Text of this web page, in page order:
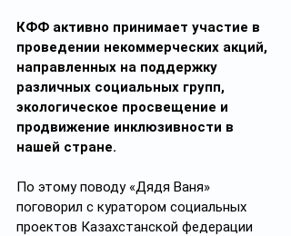
КФФ активно принимает участие в
проведении некоммерческих акций,
направленных на поддержку
различных социальных групп,
экологическое просвещение и
продвижение инклюзивности в
нашей стране.
По этому поводу «Дядя Ваня»
поговорил с куратором социальных
проектов Казахстанской федерации